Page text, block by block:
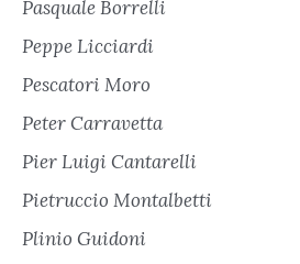
Pasquale Borrelli
Peppe Licciardi
Pescatori Moro
Peter Carravetta
Pier Luigi Cantarelli
Pietruccio Montalbetti
Plinio Guidoni